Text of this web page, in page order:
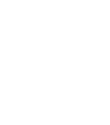
5 deuren